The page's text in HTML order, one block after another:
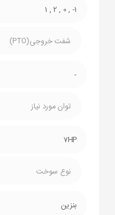
1- , 0 , 2 , 1
شفت خروجی(PTO)
-
توان مورد نیاز
7HP
نوع سوخت
بنزین